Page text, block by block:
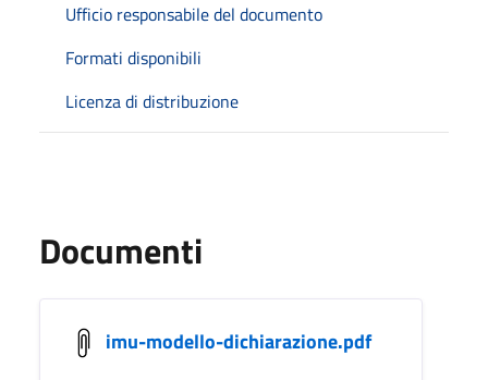
Ufficio responsabile del documento
Formati disponibili
Licenza di distribuzione
Documenti
imu-modello-dichiarazione.pdf